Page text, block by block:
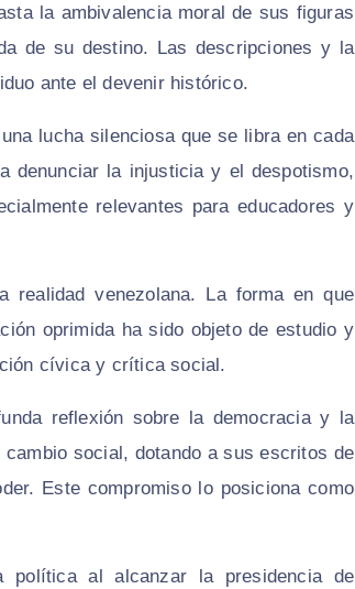
la ambivalencia moral de sus figuras
de su destino. Las descripciones y la
ante el devenir histórico.
lucha silenciosa que se libra en cada
denunciar la injusticia y el despotismo,
relevantes para educadores y
realidad venezolana. La forma en que
oprimida ha sido objeto de estudio y
cívica y crítica social.
reflexión sobre la democracia y la
social, dotando a sus escritos de
Este compromiso lo posiciona como
política al alcanzar la presidencia de